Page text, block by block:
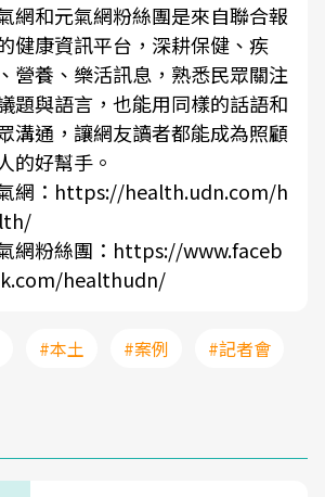
網和元氣網粉絲團是來自聯合報
健康資訊平台，深耕保健、疾
營養、樂活訊息，熟悉民眾關注
題與語言，也能用同樣的話語和
溝通，讓網友讀者都能成為照顧
的好幫手。
網： https://health.udn.com/h
網粉絲團： https://www.faceb
healthudn/
#本土 #案例 #記者會